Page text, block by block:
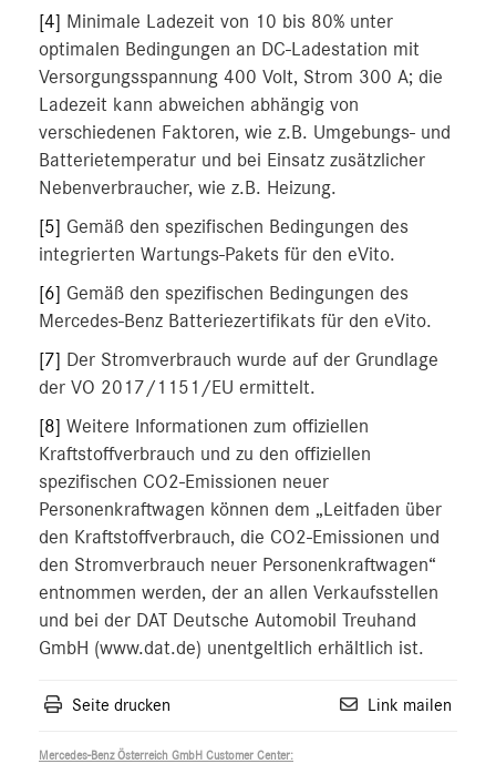
[4] Minimale Ladezeit von 10 bis 80% unter
optimalen Bedingungen an DC-Ladestation mit
Versorgungsspannung 400 Volt, Strom 300 A; die
Ladezeit kann abweichen abhängig von
verschiedenen Faktoren, wie z.B. Umgebungs- und
Batterietemperatur und bei Einsatz zusätzlicher
Nebenverbraucher, wie z.B. Heizung.
[5] Gemäß den spezifischen Bedingungen des
integrierten Wartungs-Pakets für den eVito.
[6] Gemäß den spezifischen Bedingungen des
Mercedes-Benz Batteriezertifikats für den eVito.
[7] Der Stromverbrauch wurde auf der Grundlage
der VO 2017/1151/EU ermittelt.
[8] Weitere Informationen zum offiziellen
Kraftstoffverbrauch und zu den offiziellen
spezifischen CO2-Emissionen neuer
Personenkraftwagen können dem „Leitfaden über
den Kraftstoffverbrauch, die CO2-Emissionen und
den Stromverbrauch neuer Personenkraftwagen“
entnommen werden, der an allen Verkaufsstellen
und bei der DAT Deutsche Automobil Treuhand
GmbH (www.dat.de) unentgeltlich erhältlich ist.
Seite drucken Link mailen
Mercedes-Benz Österreich GmbH Customer Center: